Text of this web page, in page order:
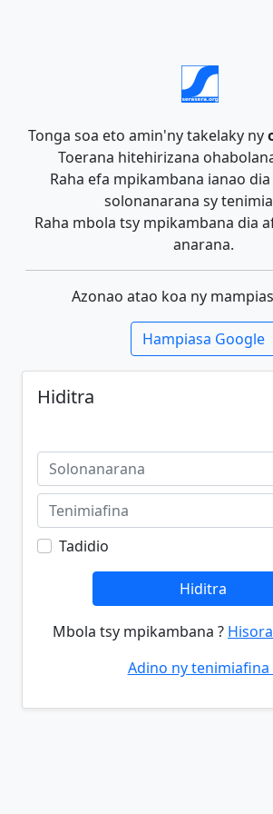
Tonga soa eto amin'ny takelaky ny
Toerana hitehirizana
Raha efa mpikambana ianao
solonanarana sy
Raha mbola tsy mpikambana dia
anarana.
Azonao atao koa ny
Hampiasa Google
Hiditra
Tadidio
Hiditra
Mbola tsy mpikambana ?
Adino ny tenimiafina